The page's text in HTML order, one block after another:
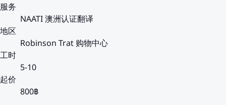
服务
NAATI 澳洲认证翻译
地区
Robinson Trat 购物中心
工时
5-10
起价
800฿